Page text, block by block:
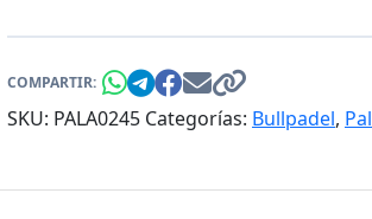
COMPARTIR:
SKU: PALA0245 Categorías: Bullpadel,